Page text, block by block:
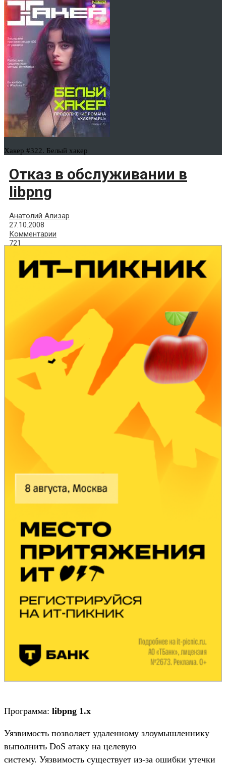
Хакер #322. Белый хакер
Отказ в обслуживании в
libpng
Анатолий Ализар
27.10.2008
Комментарии
721
Программа: libpng 1.x
Уязвимость позволяет удаленному злоумышленнику
выполнить DoS атаку на целевую
систему. Уязвимость существует из-за ошибки утечки